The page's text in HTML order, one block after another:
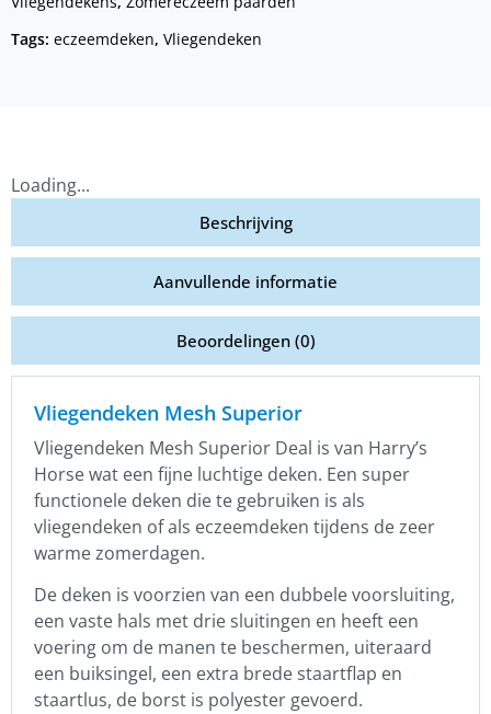
Tags: eczeemdeken, Vliegendeken
Loading...
Beschrijving
Aanvullende informatie
Beoordelingen (0)
Vliegendeken Mesh Superior
Vliegendeken Mesh Superior Deal is van Harry’s
Horse wat een fijne luchtige deken. Een super
functionele deken die te gebruiken is als
vliegendeken of als eczeemdeken tijdens de zeer
warme zomerdagen.
De deken is voorzien van een dubbele voorsluiting,
een vaste hals met drie sluitingen en heeft een
voering om de manen te beschermen, uiteraard
een buiksingel, een extra brede staartflap en
staartlus, de borst is polyester gevoerd.